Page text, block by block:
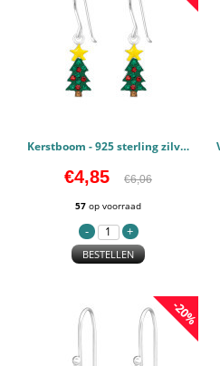
Kerstboom - 925 sterling zilver Kinderoorbellen PCJW41489
€4,85 €6,06
57 op voorraad
BESTELLEN
-20%